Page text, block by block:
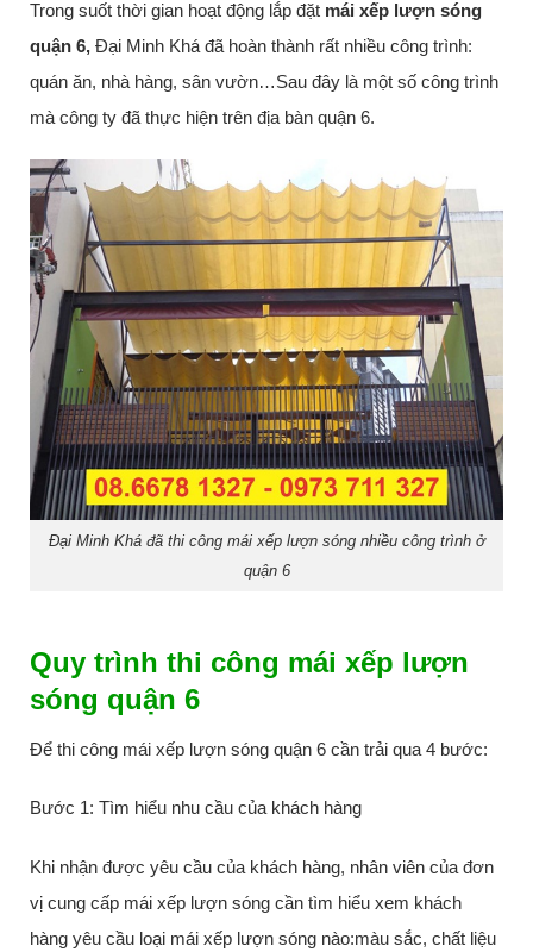
Trong suốt thời gian hoạt động lắp đặt mái xếp lượn sóng
quận 6, Đại Minh Khá đã hoàn thành rất nhiều công trình:
quán ăn, nhà hàng, sân vườn…Sau đây là một số công trình
mà công ty đã thực hiện trên địa bàn quận 6.
Đại Minh Khá đã thi công mái xếp lượn sóng nhiều công trình ở
quận 6
Quy trình thi công mái xếp lượn
sóng quận 6
Để thi công mái xếp lượn sóng quận 6 cần trải qua 4 bước:
Bước 1: Tìm hiểu nhu cầu của khách hàng
Khi nhận được yêu cầu của khách hàng, nhân viên của đơn
vị cung cấp mái xếp lượn sóng cần tìm hiểu xem khách
hàng yêu cầu loại mái xếp lượn sóng nào:màu sắc, chất liệu